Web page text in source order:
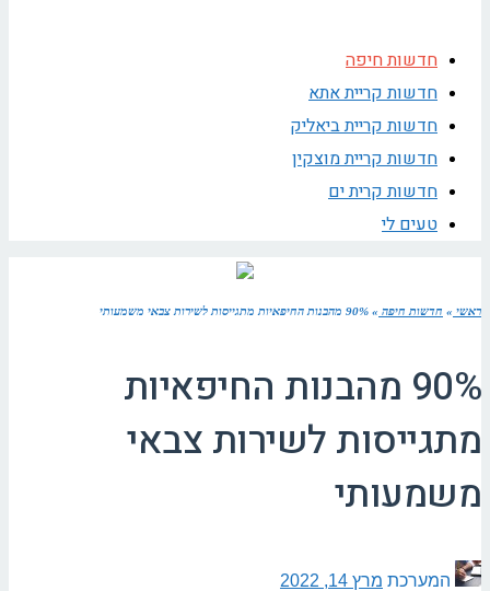
חדשות חיפה
חדשות קריית אתא
חדשות קריית ביאליק
חדשות קריית מוצקין
חדשות קרית ים
טעים לי
ראשי » חדשות חיפה » 90% מהבנות החיפאיות מתגייסות לשירות צבאי משמעותי
90% מהבנות החיפאיות
מתגייסות לשירות צבאי
משמעותי
המערכת מרץ 14, 2022